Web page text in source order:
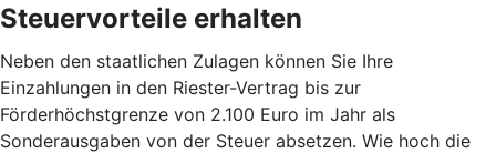
Steuervorteile erhalten
Neben den staatlichen Zulagen können Sie Ihre
Einzahlungen in den Riester-Vertrag bis zur
Förderhöchstgrenze von 2.100 Euro im Jahr als
Sonderausgaben von der Steuer absetzen. Wie hoch die